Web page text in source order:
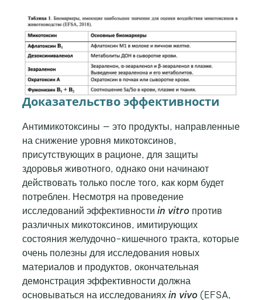
Доказательство эффективности
Антимикотоксины — это продукты, направленные
на снижение уровня микотоксинов,
присутствующих в рационе, для защиты
здоровья животного, однако они начинают
действовать только после того, как корм будет
потреблен. Несмотря на проведение
исследований эффективности in vitro против
различных микотоксинов, имитирующих
состояния желудочно-кишечного тракта, которые
очень полезны для исследования новых
материалов и продуктов, окончательная
демонстрация эффективности должна
основываться на исследованиях in vivo (EFSA,